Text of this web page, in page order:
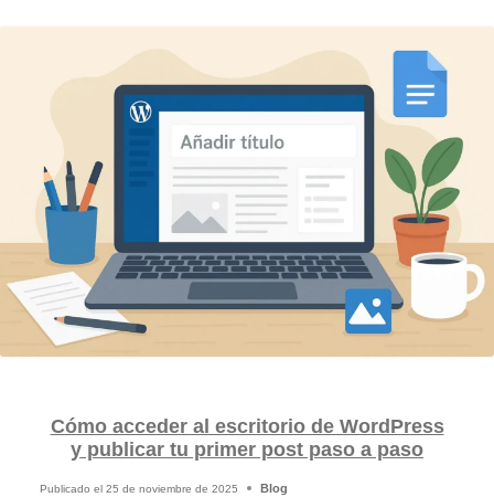
Cómo acceder al escritorio de WordPress
y publicar tu primer post paso a paso
Publicado el 25 de noviembre de 2025 Blog